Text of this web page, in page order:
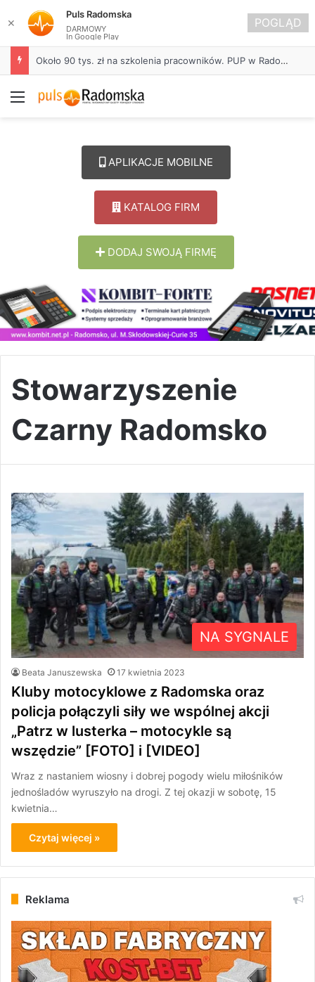
Około 90 tys. zł na szkolenia pracowników. PUP w Radomsku ogłasza nabór wniosków
Menu
APLIKACJE MOBILNE
KATALOG FIRM
DODAJ SWOJĄ FIRMĘ
Stowarzyszenie
Czarny Radomsko
NA SYGNALE
Beata Januszewska 17 kwietnia 2023
Kluby motocyklowe z Radomska oraz
policja połączyli siły we wspólnej akcji
„Patrz w lusterka – motocykle są
wszędzie” [FOTO] i [VIDEO]
Wraz z nastaniem wiosny i dobrej pogody wielu miłośników
jednośladów wyruszyło na drogi. Z tej okazji w sobotę, 15
kwietnia…
Czytaj więcej »
Reklama
✕
Puls Radomska
DARMOWY
In Google Play
POGLĄD